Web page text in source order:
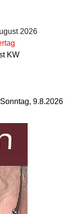
2026
KW
9.8.2026